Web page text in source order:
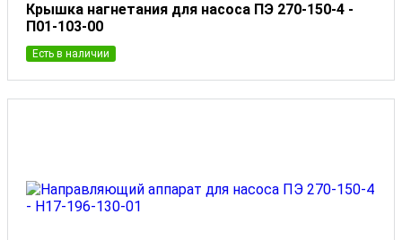
Крышка нагнетания для насоса ПЭ 270-150-4 -
П01-103-00
Есть в наличии